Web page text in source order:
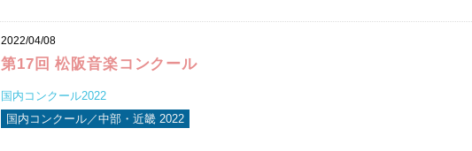
2022/04/08
第17回 松阪音楽コンクール
国内コンクール2022
国内コンクール／中部・近畿 2022